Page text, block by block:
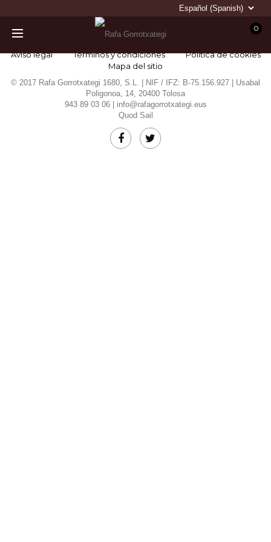
0
Aviso legal Términos y condiciones
Política de cookies
Mapa del sitio
© 2017 Rafa Gorrotxategi 1680, S.L. | NIF / IFZ: B-75.156.927 | Usabal
Poligonoa, 14, 20400 Tolosa
943 89 03 06 | info@rafagorrotxategi.eus
Quod Sail